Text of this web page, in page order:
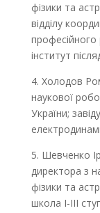
фізики та
відділу
інститут
4. Холодов
наукової
України;
5. Шевченко
директора з
фізики та
школа I-III